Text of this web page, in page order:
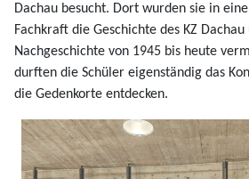
Dachau besucht. Dort wurden sie in
Fachkraft die Geschichte des KZ
Nachgeschichte von 1945 bis heute
durften die Schüler eigenständig das
die Gedenkorte entdecken.